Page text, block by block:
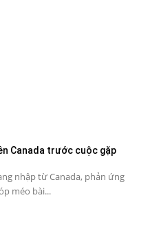
Canada trước cuộc gặp
nhập từ Canada, phản ứng
méo bài...